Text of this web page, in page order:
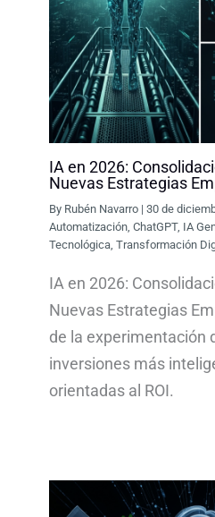
IA en 2026:
Nuevas Estrategias
By Rubén Navarro |30 de
Automatización,ChatGPT, IA
Tecnológica,Transformación
IA en 2026:
Nuevas Estrategias
de la experimentación
inversiones más
orientadas al ROI.